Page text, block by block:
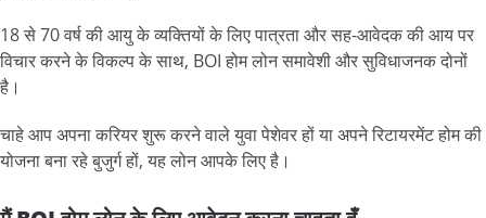
18 से 70 वर्ष की आयु के व्यक्तियों के लिए पात्रता और सह-आवेदक की आय पर
विचार करने के विकल्प के साथ, BOI होम लोन समावेशी और सुविधाजनक दोनों
है।
चाहे आप अपना करियर शुरू करने वाले युवा पेशेवर हों या अपने रिटायरमेंट होम की
योजना बना रहे बुजुर्ग हों, यह लोन आपके लिए है।